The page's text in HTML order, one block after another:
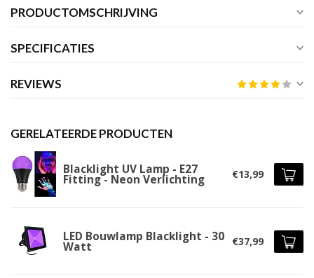
PRODUCTOMSCHRIJVING
SPECIFICATIES
REVIEWS
GERELATEERDE PRODUCTEN
Blacklight UV Lamp - E27
Fitting - Neon Verlichting €13,99
LED Bouwlamp Blacklight - 30
Watt €37,99